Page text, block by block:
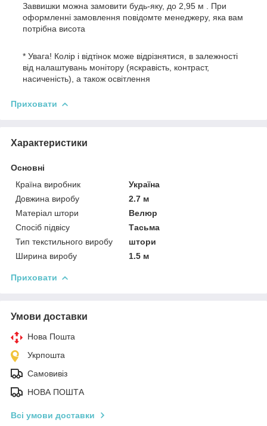
Заввишки можна замовити будь-яку, до 2,95 м . При
оформленні замовлення повідомте менеджеру, яка вам
потрібна висота
* Увага! Колір і відтінок може відрізнятися, в залежності
від налаштувань монітору (яскравість, контраст,
насиченість), а також освітлення
Приховати
Характеристики
Основні
Країна виробник
Україна
Довжина виробу
2.7 м
Матеріал штори
Велюр
Спосіб підвісу
Тасьма
Тип текстильного виробу
штори
Ширина виробу
1.5 м
Приховати
Умови доставки
Нова Пошта
Укрпошта
Самовивіз
НОВА ПОШТА
Всі умови доставки